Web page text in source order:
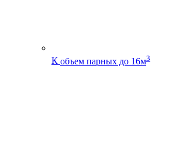
К объем парных до 16м3